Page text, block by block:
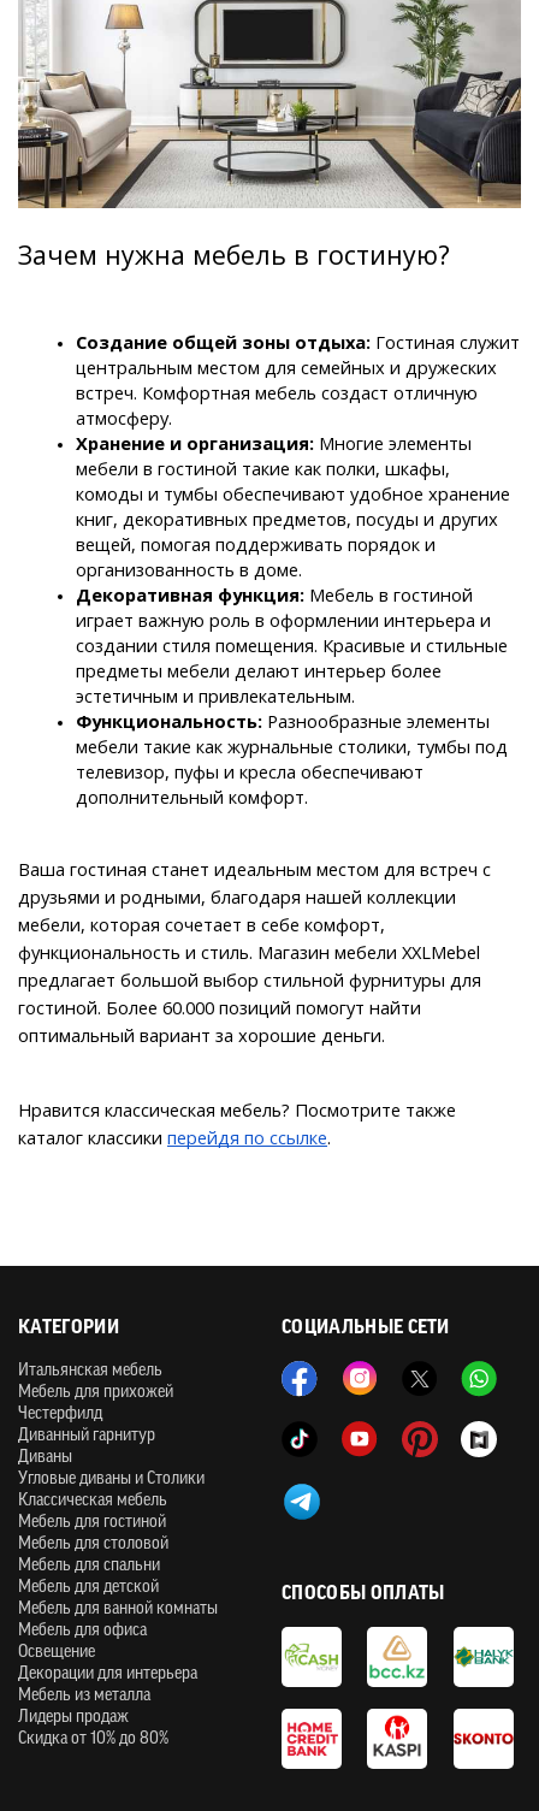
Зачем нужна мебель в гостиную?
Создание общей зоны отдыха: Гостиная служит
центральным местом для семейных и дружеских
встреч. Комфортная мебель создаст отличную
атмосферу.
Хранение и организация: Многие элементы
мебели в гостиной такие как полки, шкафы,
комоды и тумбы обеспечивают удобное хранение
книг, декоративных предметов, посуды и других
вещей, помогая поддерживать порядок и
организованность в доме.
Декоративная функция: Мебель в гостиной
играет важную роль в оформлении интерьера и
создании стиля помещения. Красивые и стильные
предметы мебели делают интерьер более
эстетичным и привлекательным.
Функциональность: Разнообразные элементы
мебели такие как журнальные столики, тумбы под
телевизор, пуфы и кресла обеспечивают
дополнительный комфорт.
Ваша гостиная станет идеальным местом для встреч с
друзьями и родными, благодаря нашей коллекции
мебели, которая сочетает в себе комфорт,
функциональность и стиль. Магазин мебели XXLMebel
предлагает большой выбор стильной фурнитуры для
гостиной. Более 60.000 позиций помогут найти
оптимальный вариант за хорошие деньги.
Нравится классическая мебель? Посмотрите также
каталог классики перейдя по ссылке.
СОЦИАЛЬНЫЕ СЕТИ
КАТЕГОРИИ
Итальянская мебель
Мебель для прихожей
Честерфилд
Диванный гарнитур
Диваны
Угловые диваны и Столики
Классическая мебель
Мебель для гостиной
Мебель для столовой
Мебель для спальни
Мебель для детской
Мебель для ванной комнаты
Мебель для офиса
Освещение
Декорации для интерьера
Мебель из металла
Лидеры продаж
Скидка от 10% до 80%
СПОСОБЫ ОПЛАТЫ